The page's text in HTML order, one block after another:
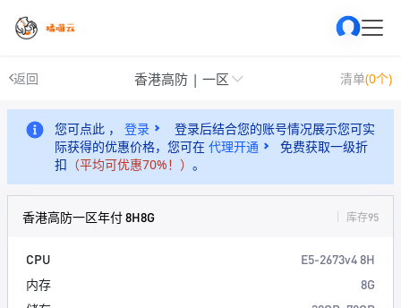
返回 香港高防 | 一区 清单(0个)
您可点此 ， 登录
登录后结合您的账号情况展示您可实
际获得的优惠价格，您可在 代理开通
免费获取一级折
扣 （平均可优惠70%！） 。
香港高防一区年付 8H8G 库存95
CPU
E5-2673v4 8H
内存
8G